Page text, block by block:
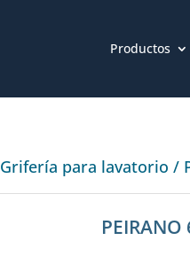
Productos
Grifería para lavatorio /
PEIRANO